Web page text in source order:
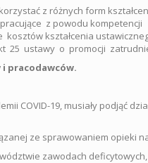
z różnych form
z powodu kompetencji
kształcenia
25 ustawy o promocji
pracodawców.
COVID-19, musiały podjąć
ze sprawowaniem opieki
zawodach deficytowych,